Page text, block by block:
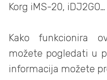
Korg iMS-20, iDJ2GO…
Kako funkcionira
možete pogledati u
informacija možete